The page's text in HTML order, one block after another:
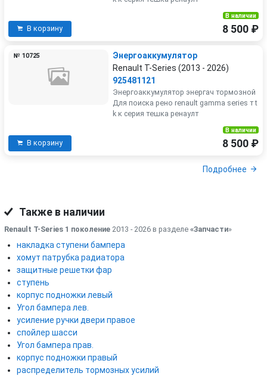
В корзину
В наличии
8 500 ₽
№ 10725
Энергоаккумулятор
Renault T-Series (2013 - 2026)
925481121
Энергоаккумулятор энергач тормозной
Для поиска рено renault gamma series т t
k к серия тешка ренаулт
В корзину
В наличии
8 500 ₽
Подробнее
Также в наличии
Renault T-Series 1 поколение 2013 - 2026 в разделе «Запчасти»
накладка ступени бампера
хомут патрубка радиатора
защитные решетки фар
ступень
корпус подножки левый
Угол бампера лев.
усиление ручки двери правое
спойлер шасси
Угол бампера прав.
корпус подножки правый
распределитель тормозных усилий